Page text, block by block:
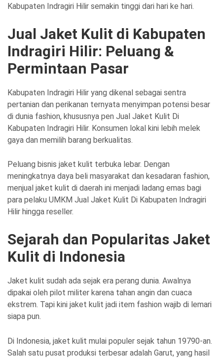
Kabupaten Indragiri Hilir semakin tinggi dari hari ke hari.
Jual Jaket Kulit di Kabupaten
Indragiri Hilir: Peluang &
Permintaan Pasar
Kabupaten Indragiri Hilir yang dikenal sebagai sentra
pertanian dan perikanan ternyata menyimpan potensi besar
di dunia fashion, khususnya pen Jual Jaket Kulit Di
Kabupaten Indragiri Hilir. Konsumen lokal kini lebih melek
gaya dan memilih barang berkualitas.
Peluang bisnis jaket kulit terbuka lebar. Dengan
meningkatnya daya beli masyarakat dan kesadaran fashion,
menjual jaket kulit di daerah ini menjadi ladang emas bagi
para pelaku UMKM Jual Jaket Kulit Di Kabupaten Indragiri
Hilir hingga reseller.
Sejarah dan Popularitas Jaket
Kulit di Indonesia
Jaket kulit sudah ada sejak era perang dunia. Awalnya
dipakai oleh pilot militer karena tahan angin dan cuaca
ekstrem. Tapi kini jaket kulit jadi item fashion wajib di lemari
siapa pun.
Di Indonesia, jaket kulit mulai populer sejak tahun 19790-an.
Salah satu pusat produksi terbesar adalah Garut, yang hasil